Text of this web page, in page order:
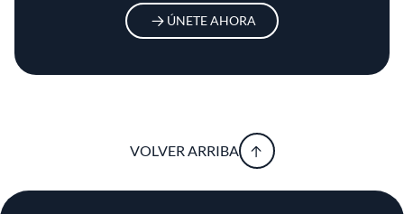
ÚNETE AHORA
VOLVER ARRIBA